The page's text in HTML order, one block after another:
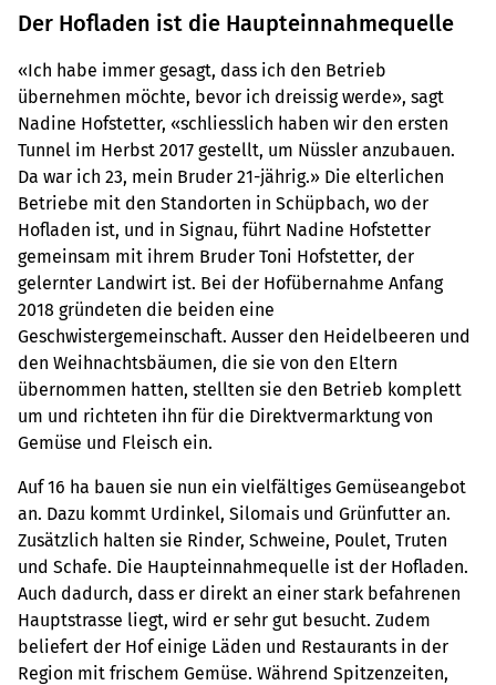
Der Hofladen ist die Haupteinnahmequelle
«Ich habe immer gesagt, dass ich den Betrieb
übernehmen möchte, bevor ich dreissig werde», sagt
Nadine Hofstetter, «schliesslich haben wir den ersten
Tunnel im Herbst 2017 gestellt, um Nüssler anzubauen.
Da war ich 23, mein Bruder 21-jährig.» Die elterlichen
Betriebe mit den Standorten in Schüpbach, wo der
Hofladen ist, und in Signau, führt Nadine Hofstetter
gemeinsam mit ihrem Bruder Toni Hofstetter, der
gelernter Landwirt ist. Bei der Hofübernahme Anfang
2018 gründeten die beiden eine
Geschwistergemeinschaft. Ausser den Heidelbeeren und
den Weihnachtsbäumen, die sie von den Eltern
übernommen hatten, stellten sie den Betrieb komplett
um und richteten ihn für die Direktvermarktung von
Gemüse und Fleisch ein.
Auf 16 ha bauen sie nun ein vielfältiges Gemüseangebot
an. Dazu kommt Urdinkel, Silomais und Grünfutter an.
Zusätzlich halten sie Rinder, Schweine, Poulet, Truten
und Schafe. Die Haupteinnahmequelle ist der Hofladen.
Auch dadurch, dass er direkt an einer stark befahrenen
Hauptstrasse liegt, wird er sehr gut besucht. Zudem
beliefert der Hof einige Läden und Restaurants in der
Region mit frischem Gemüse. Während Spitzenzeiten,